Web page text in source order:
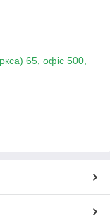
65, офіс 500,